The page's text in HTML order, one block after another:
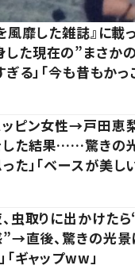
靡した雑誌』に載
た現在の”まさか
ぎる」「今も昔もか
ピン女性→戸田恵
した結果……驚きの
た」「ベースが美しい
虫取りに出かけた
直後、驚きの光景
「ギャップww」